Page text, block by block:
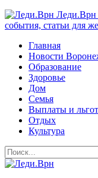
Леди.Врн
события, статьи для
Главная
Новости
Образование
Здоровье
Дом
Семья
Выплаты и
Отдых
Культура